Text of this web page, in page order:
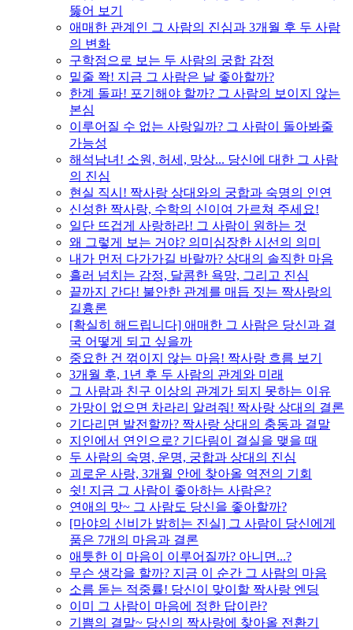
뚫어 보기
애매한 관계인 그 사람의 진심과 3개월 후 두 사람
의 변화
구학점으로 보는 두 사람의 궁합 감정
밑줄 쫙! 지금 그 사람은 날 좋아할까?
한계 돌파! 포기해야 할까? 그 사람의 보이지 않는
본심
이루어질 수 없는 사랑일까? 그 사람이 돌아봐줄
가능성
해석남녀! 소원, 허세, 망상... 당신에 대한 그 사람
의 진심
현실 직시! 짝사랑 상대와의 궁합과 숙명의 인연
신성한 짝사랑, 수학의 신이여 가르쳐 주세요!
일단 뜨겁게 사랑하라! 그 사람이 원하는 것
왜 그렇게 보는 거야? 의미심장한 시선의 의미
내가 먼저 다가가길 바랄까? 상대의 솔직한 마음
흘러 넘치는 감정, 달콤한 욕망, 그리고 진심
끝까지 간다! 불안한 관계를 매듭 짓는 짝사랑의
길흉론
[확실히 해드립니다] 애매한 그 사람은 당신과 결
국 어떻게 되고 싶을까
중요한 건 꺾이지 않는 마음! 짝사랑 흐름 보기
3개월 후, 1년 후 두 사람의 관계와 미래
그 사람과 친구 이상의 관계가 되지 못하는 이유
가망이 없으면 차라리 알려줘! 짝사랑 상대의 결론
기다리면 발전할까? 짝사랑 상대의 충동과 결말
지인에서 연인으로? 기다림이 결실을 맺을 때
두 사람의 숙명, 운명, 궁합과 상대의 진심
괴로운 사랑, 3개월 안에 찾아올 역전의 기회
쉿! 지금 그 사람이 좋아하는 사람은?
연애의 맛~ 그 사람도 당신을 좋아할까?
[마야의 신비가 밝히는 진실] 그 사람이 당신에게
품은 7개의 마음과 결론
애틋한 이 마음이 이루어질까? 아니면...?
무슨 생각을 할까? 지금 이 순간 그 사람의 마음
소름 돋는 적중률! 당신이 맞이할 짝사랑 엔딩
이미 그 사람이 마음에 정한 답이란?
기쁨의 결말~ 당신의 짝사랑에 찾아올 전환기